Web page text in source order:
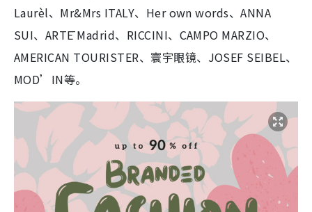
Laurèl、Mr&Mrs ITALY、Her own words、ANNA
SUI、ARTĒ Madrid、RICCINI、CAMPO MARZIO、
AMERICAN TOURISTER、寰宇眼镜、JOSEF SEIBEL、
MOD’IN等。